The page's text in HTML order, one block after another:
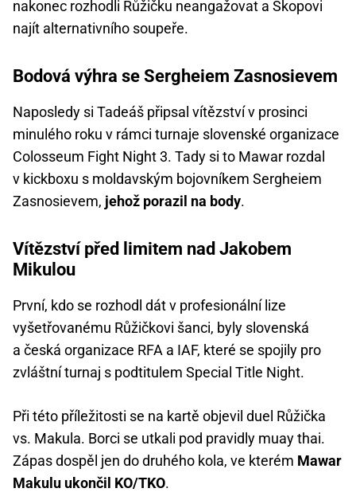
nakonec rozhodli Růžičku neangažovat a Škopovi
najít alternativního soupeře.
Bodová výhra se Sergheiem Zasnosievem
Naposledy si Tadeáš připsal vítězství v prosinci
minulého roku v rámci turnaje slovenské organizace
Colosseum Fight Night 3. Tady si to Mawar rozdal
v kickboxu s moldavským bojovníkem Sergheiem
Zasnosievem, jehož porazil na body.
Vítězství před limitem nad Jakobem
Mikulou
První, kdo se rozhodl dát v profesionální lize
vyšetřovanému Růžičkovi šanci, byly slovenská
a česká organizace RFA a IAF, které se spojily pro
zvláštní turnaj s podtitulem Special Title Night.
Při této příležitosti se na kartě objevil duel Růžička
vs. Makula. Borci se utkali pod pravidly muay thai.
Zápas dospěl jen do druhého kola, ve kterém Mawar
Makulu ukončil KO/TKO.